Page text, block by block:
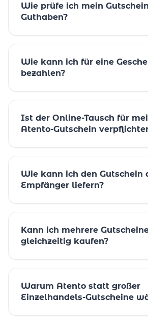
Wie prüfe ich mein
Guthaben?
Wie kann ich für eine
bezahlen?
Ist der Online-Tausch für
Atento-Gutschein
Wie kann ich den Gutschein
Empfänger liefern?
Kann ich mehrere
gleichzeitig kaufen?
Warum Atento statt großer
Einzelhandels-Gutscheine